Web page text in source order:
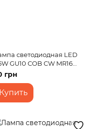
светодиодная LED
GU10 COB CW MR16
грн
Купить